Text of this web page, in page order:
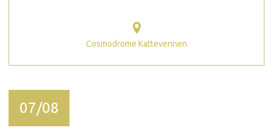
Cosmodrome Kattevennen
07/08